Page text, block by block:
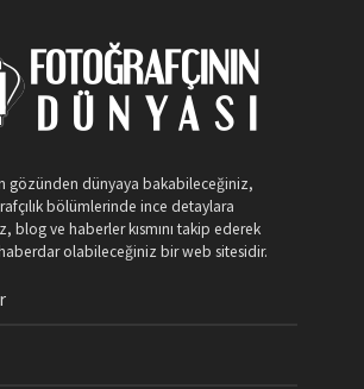
gözünden dünyaya bakabileceğiniz,
bölümlerinde ince detaylara
blog ve haberler kısmını takip ederek
olabileceğiniz bir web sitesidir.